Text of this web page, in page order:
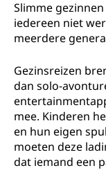
Slimme
iedereen niet
meerdere
Gezinsreizen
dan solo-
mee. Kinderen
en hun eigen
moeten deze
dat iemand een